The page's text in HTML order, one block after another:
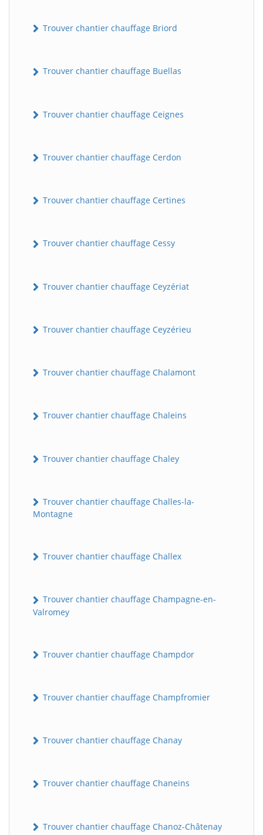
Trouver chantier chauffage Briord
Trouver chantier chauffage Buellas
Trouver chantier chauffage Ceignes
Trouver chantier chauffage Cerdon
Trouver chantier chauffage Certines
Trouver chantier chauffage Cessy
Trouver chantier chauffage Ceyzériat
Trouver chantier chauffage Ceyzérieu
Trouver chantier chauffage Chalamont
Trouver chantier chauffage Chaleins
Trouver chantier chauffage Chaley
Trouver chantier chauffage Challes-la-
Montagne
Trouver chantier chauffage Challex
Trouver chantier chauffage Champagne-en-
Valromey
Trouver chantier chauffage Champdor
Trouver chantier chauffage Champfromier
Trouver chantier chauffage Chanay
Trouver chantier chauffage Chaneins
Trouver chantier chauffage Chanoz-Châtenay